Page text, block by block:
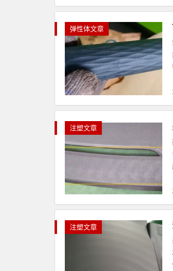
弹性体文章
注塑文章
注塑文章